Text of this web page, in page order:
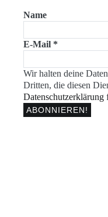
Name
E-Mail *
Wir halten deine
Dritten, die diesen
Datenschutzerklärung